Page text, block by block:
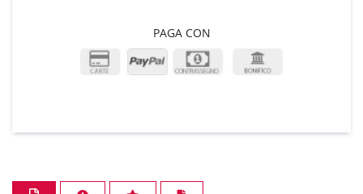
PAGA CON